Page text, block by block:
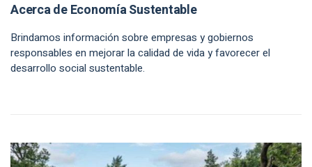
Acerca de Economía Sustentable
Brindamos información sobre empresas y gobiernos
responsables en mejorar la calidad de vida y favorecer el
desarrollo social sustentable.